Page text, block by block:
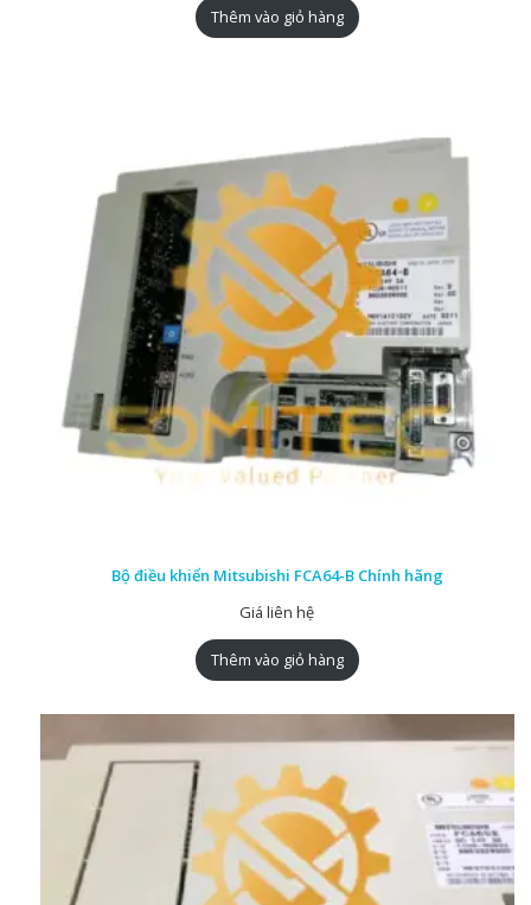
Thêm vào giỏ hàng
Bộ điều khiển Mitsubishi FCA64-B Chính hãng
Giá liên hệ
Thêm vào giỏ hàng